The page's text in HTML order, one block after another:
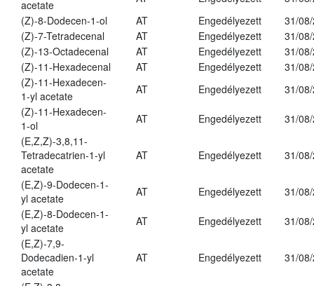
acetate
(Z)-8-Dodecen-1-ol
AT Engedélyezett
31/
(Z)-7-Tetradecenal
AT Engedélyezett
31/
(Z)-13-Octadecenal
AT Engedélyezett
31/
(Z)-11-Hexadecenal
AT Engedélyezett
31/
(Z)-11-Hexadecen-
1-yl acetate
AT Engedélyezett
31/
(Z)-11-Hexadecen-
1-ol
AT Engedélyezett
31/
(E,Z,Z)-3,8,11-
Tetradecatrien-1-yl
acetate
AT Engedélyezett 31/
(E,Z)-9-Dodecen-1-
yl acetate
AT Engedélyezett
31/
(E,Z)-8-Dodecen-1-
yl acetate
AT Engedélyezett
31/
(E,Z)-7,9-
Dodecadien-1-yl
acetate
AT Engedélyezett 31/